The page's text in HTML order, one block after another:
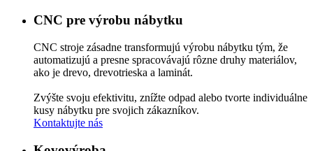
CNC pre výrobu nábytku
CNC stroje zásadne transformujú výrobu nábytku tým, že
automatizujú a presne spracovávajú rôzne druhy materiálov,
ako je drevo, drevotrieska a laminát.
Zvýšte svoju efektivitu, znížte odpad alebo tvorte individuálne
kusy nábytku pre svojich zákazníkov.
Kontaktujte nás